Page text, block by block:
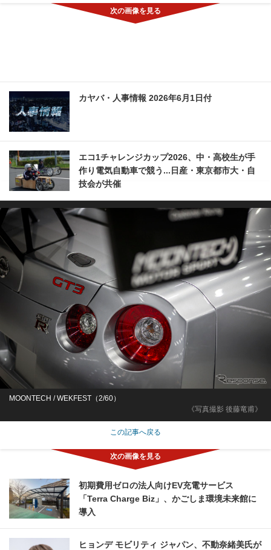
カヤバ・人事情報 2026年6月1日付
エコ1チャレンジカップ2026、中・高校生が手
作り電気自動車で競う...日産・東京都市大・自
技会が共催
《写真撮影 後藤竜甫》
MOONTECH / WEKFEST（2/60）
この記事へ戻る
初期費用ゼロの法人向けEV充電サービス
「Terra Charge Biz」、かごしま環境未来館に
導入
ヒョンデ モビリティ ジャパン、不動奈緒美氏が